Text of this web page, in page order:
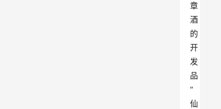
章
酒
的
开
发
品
“
仙